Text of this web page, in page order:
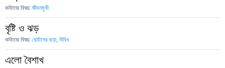
কবিতার বিষয়: জীবনমুখী
বৃষ্টি ও ঝড়
কবিতার বিষয়: ছোটদের ছড়া, বিবিধ
এলো বৈশাখ